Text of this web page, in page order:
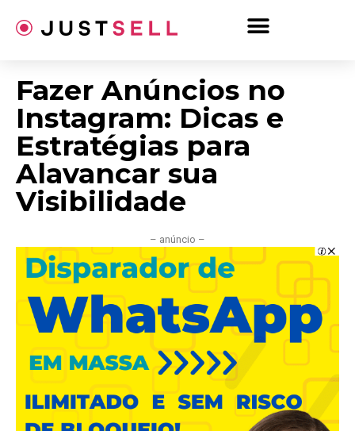
para
Fazer Anúncios no
Instagram: Dicas e
Estratégias para
Alavancar sua
Visibilidade
– anúncio –